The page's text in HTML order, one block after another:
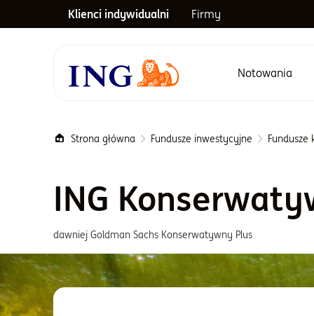
Klienci indywidualni Firmy
Menu główne
Notowania
Strona główna Fundusze inwestycyjne Fundusze
ING
dawniej Goldman Sachs Konserwatywny Plus